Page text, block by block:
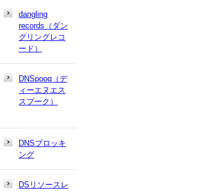
dangling
records（ダン
グリングレコ
ード）
DNSpooq（デ
ィーエヌエス
スプーク）
DNSブロッキ
ング
DSリソースレ